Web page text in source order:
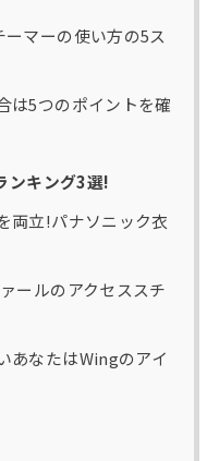
マーの使い方の5ス
は5つのポイントを確
ンキング3選!
両立!パナソニック衣
ールのアクセススチ
あなたはWingのアイ